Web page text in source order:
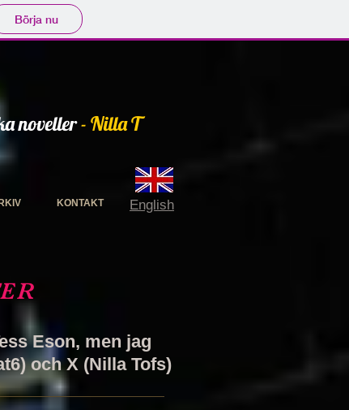
Börja nu
noveller- Nilla T
KONTAKT English
Eson, men jag
och X (Nilla Tofs)